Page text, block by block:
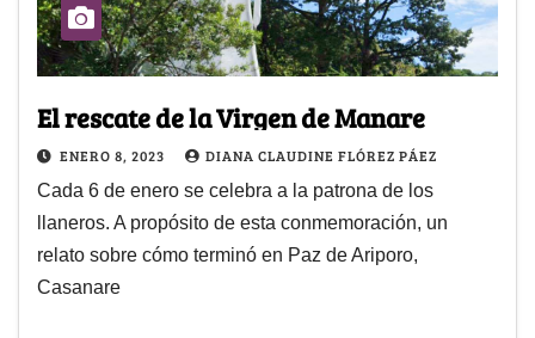
El rescate de la Virgen de Manare
ENERO 8, 2023 DIANA CLAUDINE FLÓREZ PÁEZ
Cada 6 de enero se celebra a la patrona de los
llaneros. A propósito de esta conmemoración, un
relato sobre cómo terminó en Paz de Ariporo,
Casanare